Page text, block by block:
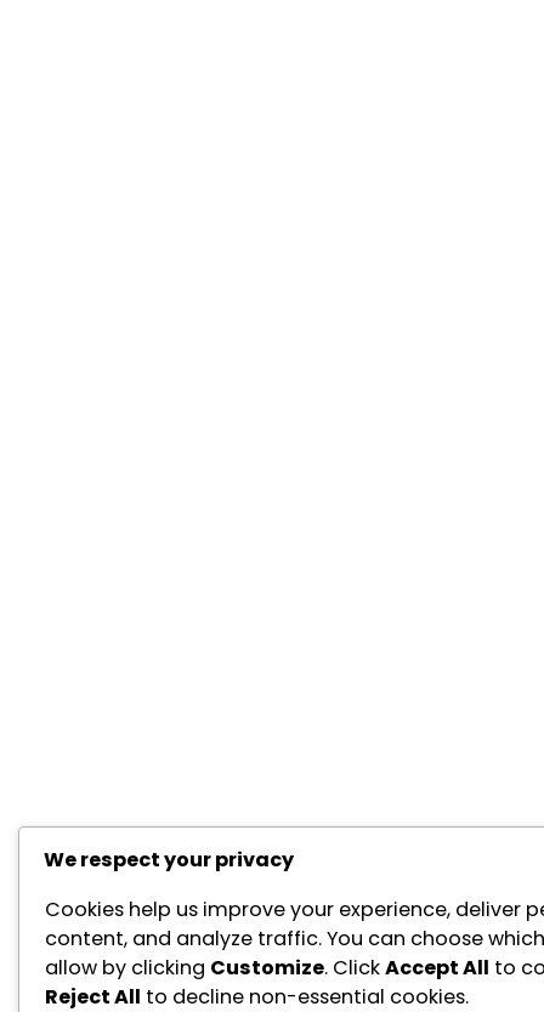
We respect your privacy
Cookies help us improve your experience, deliver
content, and analyze traffic. You can choose
allow by clicking Customize. ClickAccept All to
Reject All to decline non-essential cookies.